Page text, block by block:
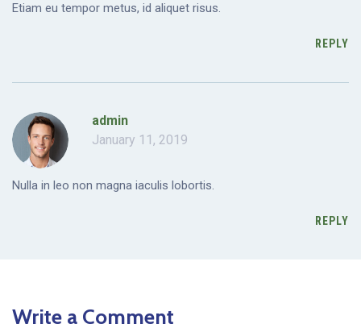
Etiam eu tempor metus, id aliquet risus.
REPLY
admin
January 11, 2019
Nulla in leo non magna iaculis lobortis.
REPLY
Write a Comment